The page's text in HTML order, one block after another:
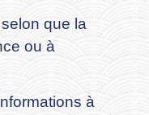
que la
ou à
à